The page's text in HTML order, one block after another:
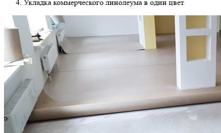
Укладка коммерческого линолеума в один цвет